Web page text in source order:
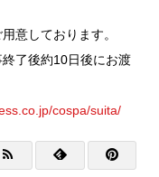
意しております。
了後約10日後にお渡
cospa/suita/